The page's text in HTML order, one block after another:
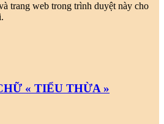
trang web trong trình duyệt này cho
« TIỂU THỪA »